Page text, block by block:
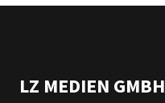
LZ MEDIEN GMBH